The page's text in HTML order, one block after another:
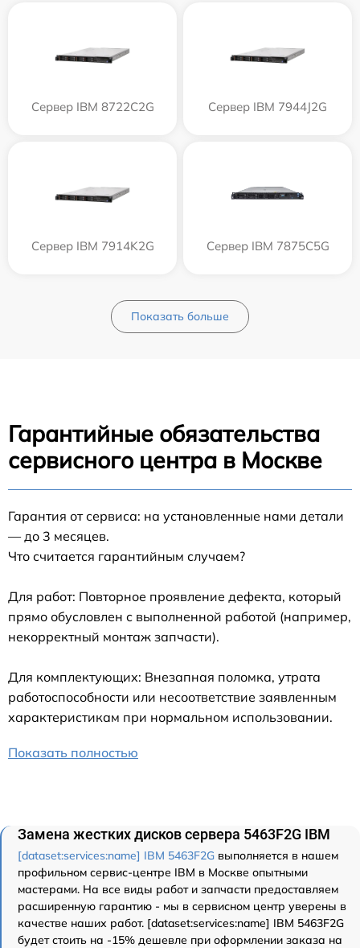
Сервер IBM 8722C2G Сервер IBM 7944J2G
Сервер IBM 7914K2G Сервер IBM 7875C5G
Показать больше
Гарантийные обязательства
сервисного центра в Москве
Гарантия от сервиса: на установленные нами детали
— до 3 месяцев.
Что считается гарантийным случаем?
Для работ: Повторное проявление дефекта, который
прямо обусловлен с выполненной работой (например,
некорректный монтаж запчасти).
Для комплектующих: Внезапная поломка, утрата
работоспособности или несоответствие заявленным
характеристикам при нормальном использовании.
Показать полностью
Замена жестких дисков сервера 5463F2G IBM
[dataset:services:name] IBM 5463F2G выполняется в нашем
профильном сервис-центре IBM в Москве опытными
мастерами. На все виды работ и запчасти предоставляем
расширенную гарантию - мы в сервисном центр уверены в
качестве наших работ. [dataset:services:name] IBM 5463F2G
будет стоить на -15% дешевле при оформлении заказа на